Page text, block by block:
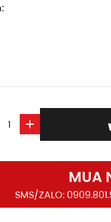
MUA
SMS/ZALO: